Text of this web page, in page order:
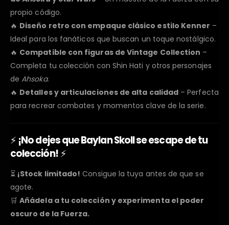
propio código.
🔥 Diseño retro con empaque clásico estilo Kenner –
Ideal para los fanáticos que buscan un toque nostálgico.
🔥 Compatible con figuras de Vintage Collection –
Completa tu colección con Shin Hati y otros personajes
deAhsoka.
🔥 Detalles y articulaciones de alta calidad – Perfecta
para recrear combates y momentos clave de la serie.
⚡ ¡No dejes que Baylan Skoll se escape de tu
colección!⚡
⏳ ¡Stock limitado! Consigue la tuya antes de que se
agote.
🛒Añádela a tu colección y experimenta el poder
oscuro de la Fuerza.